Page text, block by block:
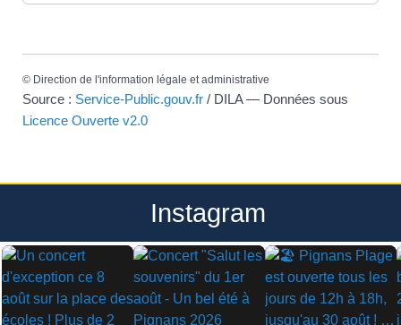
© Direction de l'information légale et administrative
Source : Service-Public.gouv.fr / DILA — Données sous
Licence Ouverte v2.0
Instagram